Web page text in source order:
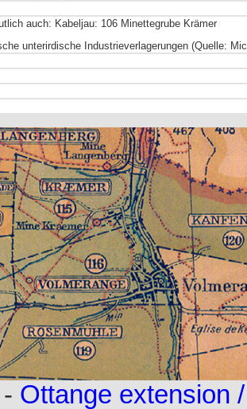
auch: Kabeljau: 106 Minettegrube Krämer
unterirdische Industrieverlagerungen (Quelle:
Ottange extension